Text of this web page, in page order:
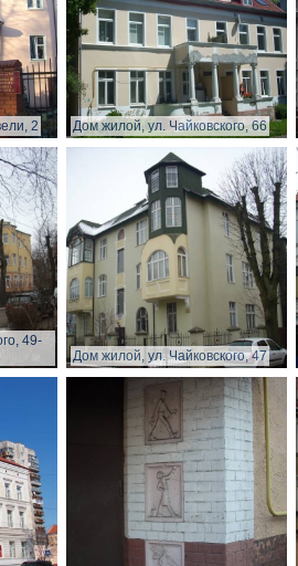
2 Дом жилой, ул. Чайковского, 66
49-
Дом жилой, ул. Чайковского, 47